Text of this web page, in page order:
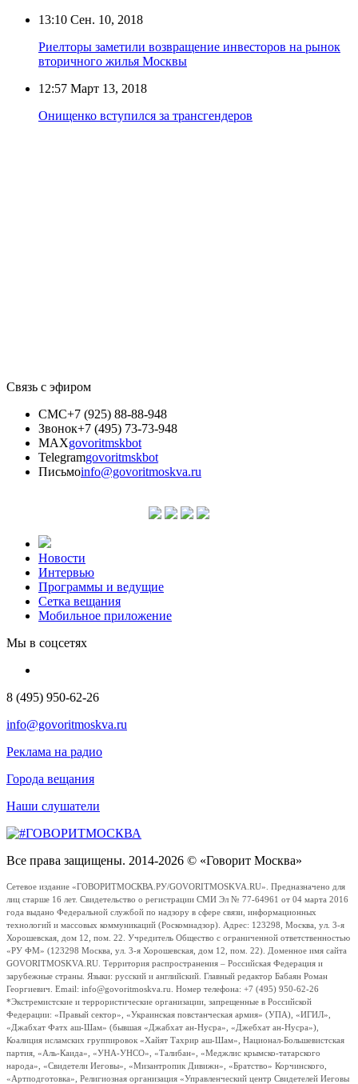
13:10 Сен. 10, 2018
Риелторы заметили возвращение инвесторов на рынок
вторичного жилья Москвы
12:57 Март 13, 2018
Онищенко вступился за трансгендеров
Связь с эфиром
СМС+7 (925) 88-88-948
Звонок+7 (495) 73-73-948
MAXgovoritmskbot
Telegramgovoritmskbot
Письмоinfo@govoritmoskva.ru
Новости
Интервью
Программы и ведущие
Сетка вещания
Мобильное приложение
Мы в соцсетях
8 (495) 950-62-26
info@govoritmoskva.ru
Реклама на радио
Города вещания
Наши слушатели
Все права защищены. 2014-2026 © «Говорит Москва»
Сетевое издание «ГОВОРИТМОСКВА.РУ/GOVORITMOSKVA.RU». Предназначено для
лиц старше 16 лет. Свидетельство о регистрации СМИ Эл № 77-64961 от 04 марта 2016
года выдано Федеральной службой по надзору в сфере связи, информационных
технологий и массовых коммуникаций (Роскомнадзор). Адрес: 123298, Москва, ул. 3-я
Хорошевская, дом 12, пом. 22. Учредитель Общество с ограниченной ответственностью
«РУ ФМ» (123298 Москва, ул. 3-я Хорошевская, дом 12, пом. 22). Доменное имя сайта
GOVORITMOSKVA.RU. Территория распространения – Российская Федерация и
зарубежные страны. Языки: русский и английский. Главный редактор Бабаян Роман
Георгиевич. Email: info@govoritmoskva.ru. Номер телефона: +7 (495) 950-62-26
*Экстремистские и террористические организации, запрещенные в Российской
Федерации: «Правый сектор», «Украинская повстанческая армия» (УПА), «ИГИЛ»,
«Джабхат Фатх аш-Шам» (бывшая «Джабхат ан-Нусра», «Джебхат ан-Нусра»),
Коалиция исламских группировок «Хайят Тахрир аш-Шам», Национал-Большевистская
партия, «Аль-Каида», «УНА-УНСО», «Талибан», «Меджлис крымско-татарского
народа», «Свидетели Иеговы», «Мизантропик Дивижн», «Братство» Корчинского,
«Артподготовка», Религиозная организация «Управленческий центр Свидетелей Иеговы